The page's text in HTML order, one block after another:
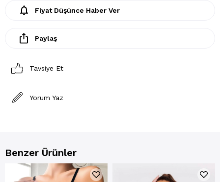
Fiyat Düşünce Haber Ver
Paylaş
Tavsiye Et
Yorum Yaz
Benzer Ürünler